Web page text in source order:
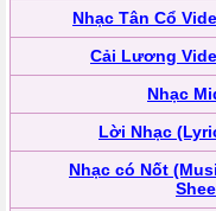
Nhạc Tân Cổ
Cải Lương
Nhạc
Lời Nhạc
Nhạc có Nốt